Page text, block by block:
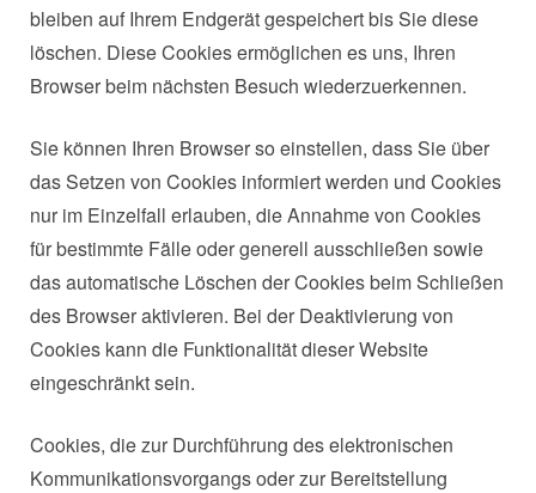
bleiben auf Ihrem Endgerät gespeichert bis Sie diese
löschen. Diese Cookies ermöglichen es uns, Ihren
Browser beim nächsten Besuch wiederzuerkennen.
Sie können Ihren Browser so einstellen, dass Sie über
das Setzen von Cookies informiert werden und Cookies
nur im Einzelfall erlauben, die Annahme von Cookies
für bestimmte Fälle oder generell ausschließen sowie
das automatische Löschen der Cookies beim Schließen
des Browser aktivieren. Bei der Deaktivierung von
Cookies kann die Funktionalität dieser Website
eingeschränkt sein.
Cookies, die zur Durchführung des elektronischen
Kommunikationsvorgangs oder zur Bereitstellung